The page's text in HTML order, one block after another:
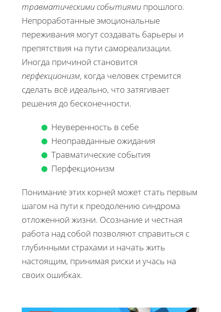
травматическими событиями прошлого.
Непроработанные эмоциональные
переживания могут создавать барьеры и
препятствия на пути самореализации.
Иногда причиной становится
перфекционизм, когда человек стремится
сделать всё идеально, что затягивает
решения до бесконечности.
Неуверенность в себе
Неоправданные ожидания
Травматические события
Перфекционизм
Понимание этих корней может стать первым
шагом на пути к преодолению синдрома
отложенной жизни. Осознание и честная
работа над собой позволяют справиться с
глубинными страхами и начать жить
настоящим, принимая риски и учась на
своих ошибках.